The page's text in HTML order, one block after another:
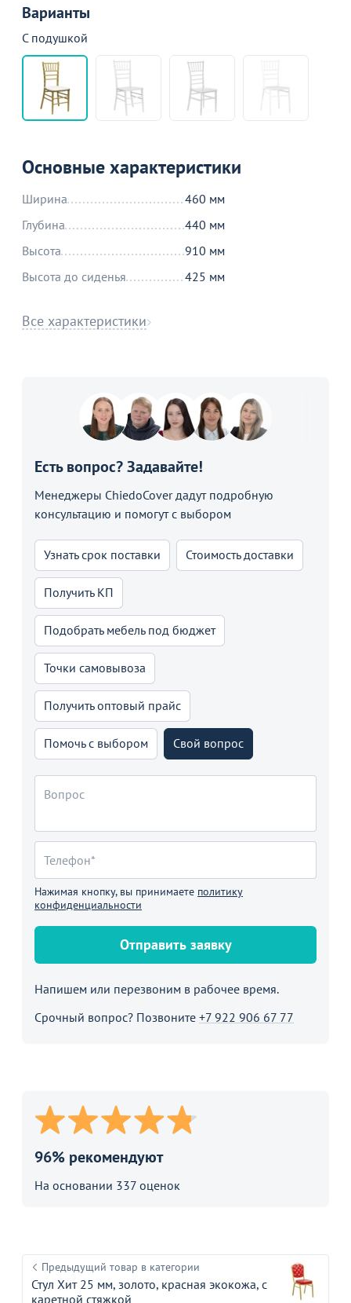
Варианты
С подушкой
Основные характеристики
Ширина
460 мм
Глубина
440 мм
Высота
910 мм
Высота до сиденья
425 мм
Все характеристики
Есть вопрос? Задавайте!
Менеджеры ChiedoCover дадут подробную
консультацию и помогут с выбором
Узнать срок поставки Стоимость доставки
Получить КП
Подобрать мебель под бюджет
Точки самовывоза
Получить оптовый прайс
Помочь с выбором Свой вопрос
Нажимая кнопку, вы принимаете политику
конфиденциальности
Отправить заявку
Напишем или перезвоним в рабочее время.
Срочный вопрос? Позвоните +7 922 906 67 77
96% рекомендуют
На основании 337 оценок
Предыдущий товар в категории
Стул Хит 25 мм, золото, красная экокожа, с
каретной стяжкой